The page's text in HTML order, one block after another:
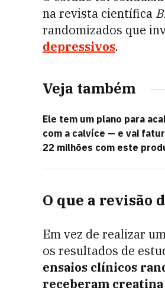
na revista científica
randomizados que
depressivos.
Veja também
Ele tem um plano para
com a calvíce — e vai
22 milhões com este
O que a revisão
Em vez de realizar
os resultados de
ensaios clínicos
receberam creatina